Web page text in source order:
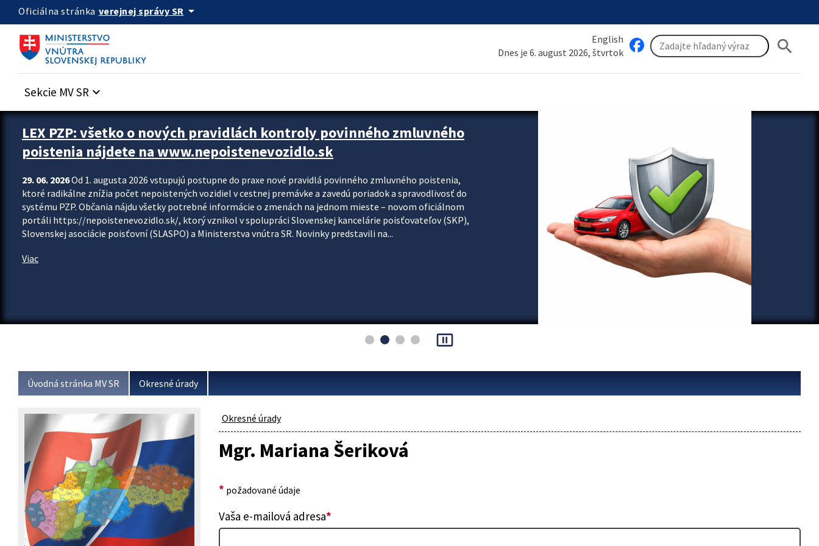
Preskocit na hlavný obsah
Oficiálna stránka verejnej správy SR arrow_drop_down
English
Dnes je 6. august 2026, štvrtok
search
Sekcie MV SR keyboard_arrow_down
Zastavit automatický posun upútavok
LEX PZP: všetko o nových pravidlách kontroly povinného zmluvného
poistenia nájdete na www.nepoistenevozidlo.sk
29. 06. 2026Od 1. augusta 2026 vstupujú postupne do praxe nové pravidlá povinného zmluvného poistenia,
ktoré radikálne znížia počet nepoistených vozidiel v cestnej premávke a zavedú poriadok a spravodlivosť do
systému PZP. Občania nájdu všetky potrebné informácie o zmenách na jednom mieste – novom oficiálnom
portáli https://nepoistenevozidlo.sk/, ktorý vznikol v spolupráci Slovenskej kancelárie poisťovateľov (SKP),
Slovenskej asociácie poisťovní (SLASPO) a Ministerstva vnútra SR. Novinky predstavili na...
Viac
pause_presentation
Úvodná stránka MV SR Okresné úrady
Okresné úrady
Mgr. Mariana Šeriková
* požadované údaje
Vaša e-mailová adresa*